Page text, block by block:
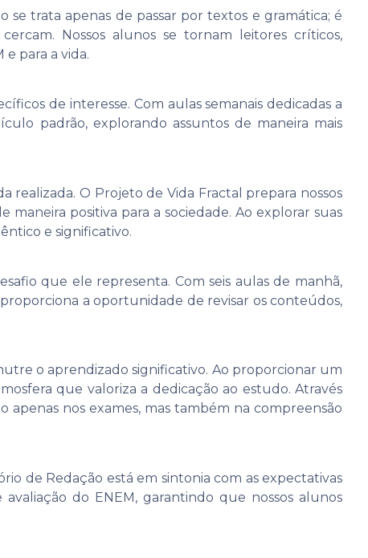
trata apenas de passar por textos e gramática; é
Nossos alunos se tornam leitores críticos,
para a vida.
de interesse. Com aulas semanais dedicadas a
padrão, explorando assuntos de maneira mais
O Projeto de Vida Fractal prepara nossos
positiva para a sociedade. Ao explorar suas
e significativo.
que ele representa. Com seis aulas de manhã,
a oportunidade de revisar os conteúdos,
o aprendizado significativo. Ao proporcionar um
que valoriza a dedicação ao estudo. Através
apenas nos exames, mas também na compreensão
de Redação está em sintonia com as expectativas
do ENEM, garantindo que nossos alunos